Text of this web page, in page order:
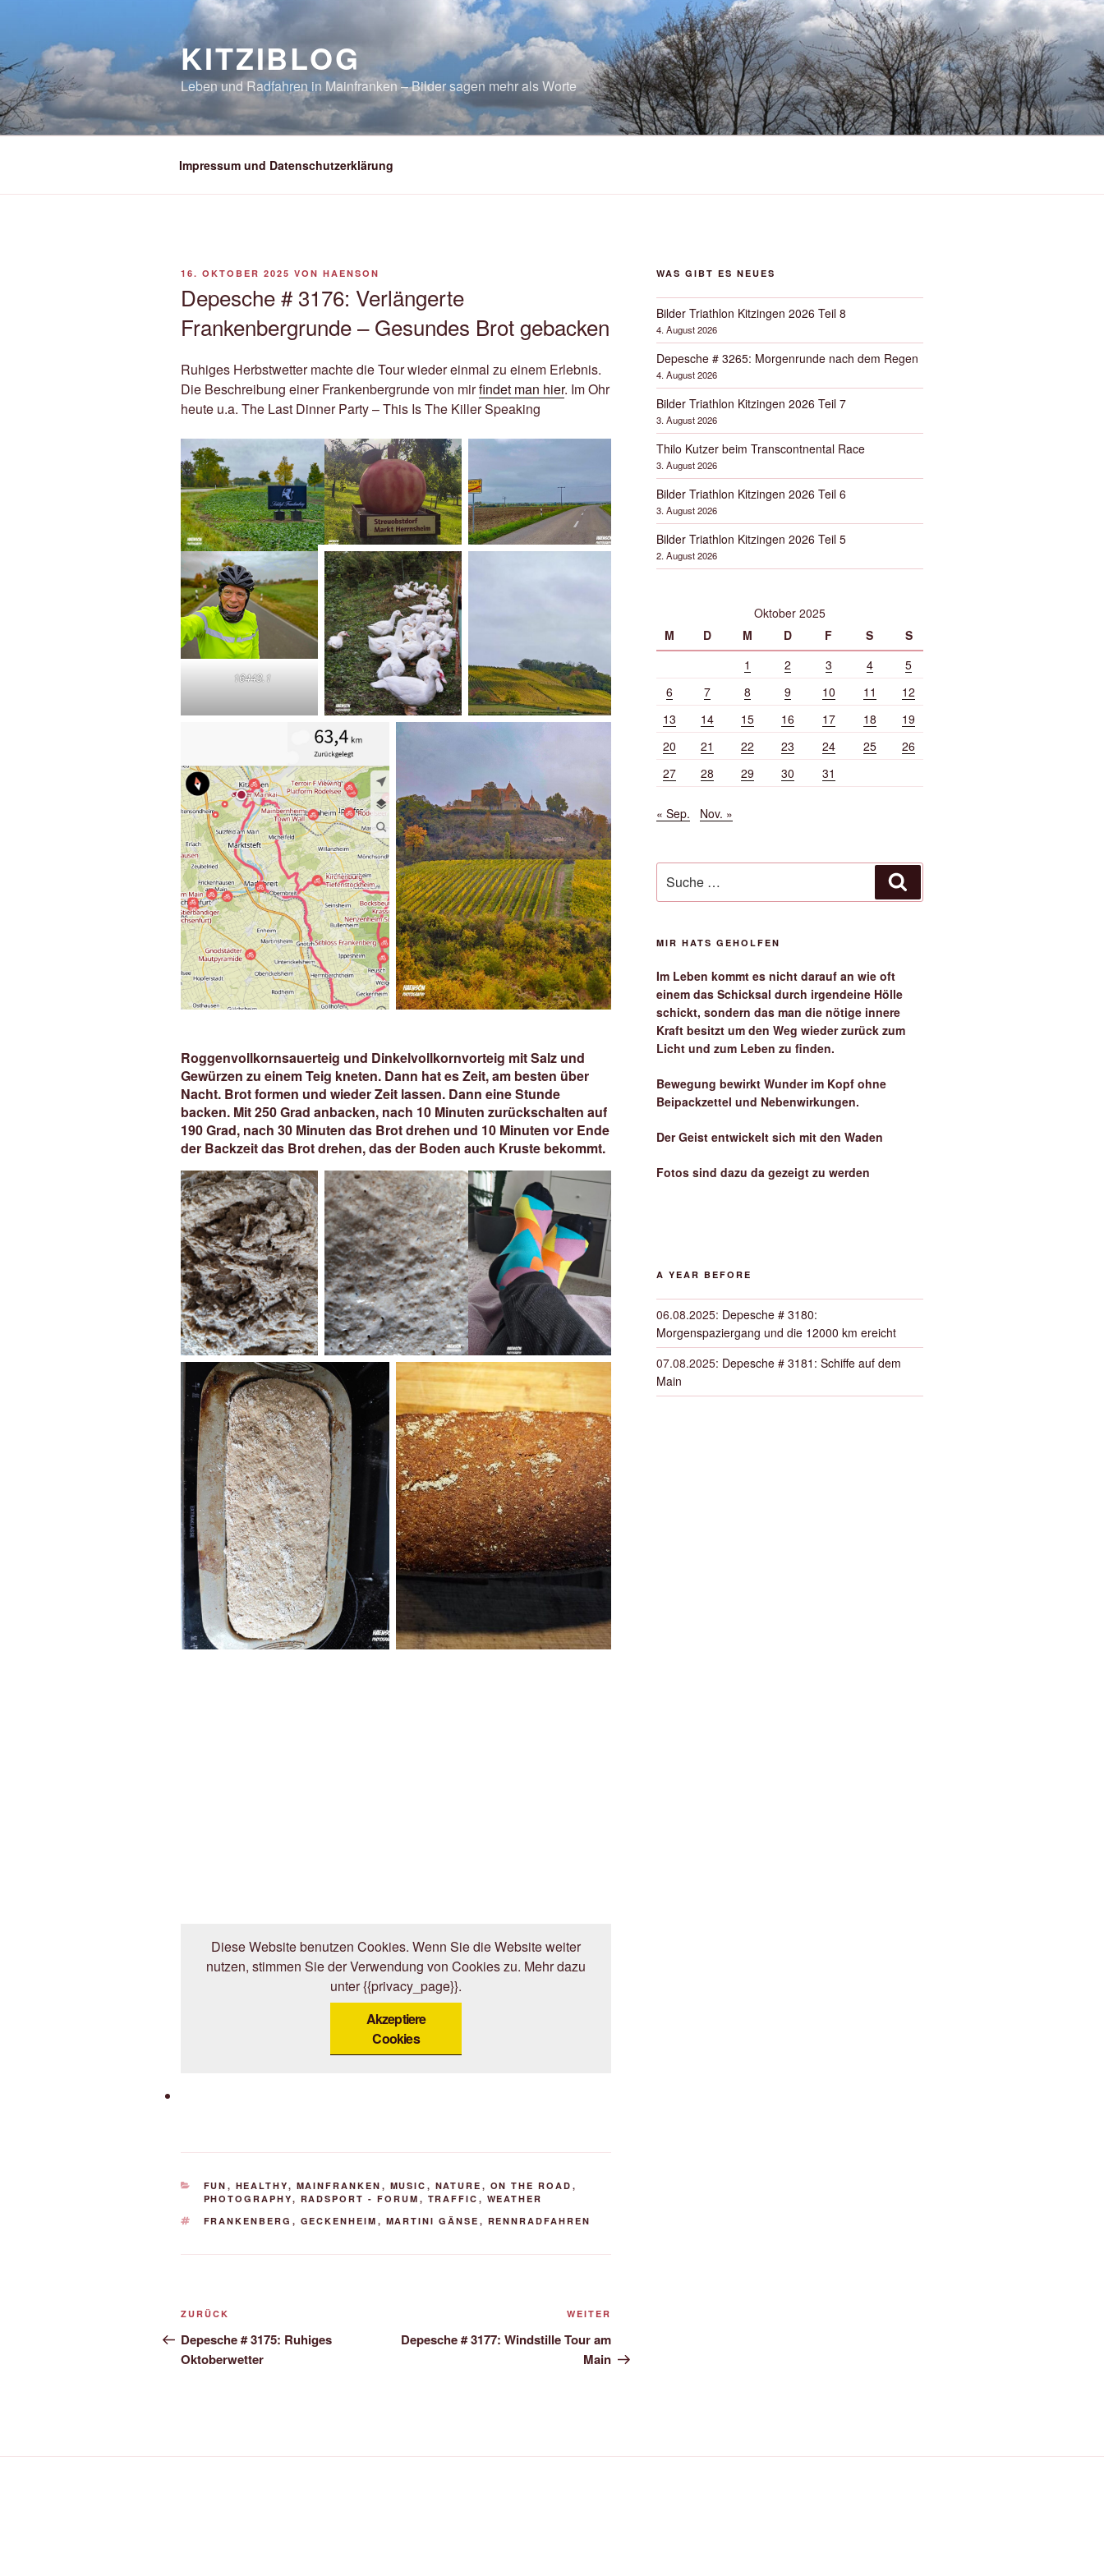
springen
KITZIBLOG
Leben und Radfahren in Mainfranken – Bilder sagen mehr als Worte
Impressum und Datenschutzerklärung
VERÖFFENTLICHT
16. OKTOBER 2025 VON HAENSON
Depesche # 3176: Verlängerte
Frankenbergrunde – Gesundes Brot gebacken
Ruhiges Herbstwetter machte die Tour wieder einmal zu einem Erlebnis.
Die Beschreibung einer Frankenbergrunde von mirfindet man hier. Im Ohr
heute u.a. The Last Dinner Party – This Is The Killer Speaking
16443.1
Roggenvollkornsauerteig und Dinkelvollkornvorteig mit Salz und
Gewürzen zu einem Teig kneten. Dann hat es Zeit, am besten über
Nacht. Brot formen und wieder Zeit lassen. Dann eine Stunde
backen. Mit 250 Grad anbacken, nach 10 Minuten zurückschalten auf
190 Grad, nach 30 Minuten das Brot drehen und 10 Minuten vor Ende
der Backzeit das Brot drehen, das der Boden auch Kruste bekommt.
Diese Website benutzen Cookies. Wenn Sie die Website weiter
nutzen, stimmen Sie der Verwendung von Cookies zu. Mehr dazu
unter {{privacy_page}}.
Akzeptiere
Cookies
KATEGORIEN
FUN , HEALTHY, MAINFRANKEN , MUSIC , NATURE , ON THE ROAD ,
PHOTOGRAPHY, RADSPORT - FORUM , TRAFFIC , WEATHER
SCHLAGWÖRTER
FRANKENBERG , GECKENHEIM , MARTINI GÄNSE , RENNRADFAHREN
Beitrags-
Navigation
Vorheriger
Beitrag
ZURÜCK
Depesche # 3175: Ruhiges
Oktoberwetter
Beitrag
WEITER
Depesche # 3177: Windstille Tour am
Main
WAS GIBT ES NEUES
Bilder Triathlon Kitzingen 2026 Teil 8
4. August 2026
Depesche # 3265: Morgenrunde nach dem Regen
4. August 2026
Bilder Triathlon Kitzingen 2026 Teil 7
3. August 2026
Thilo Kutzer beim Transcontnental Race
3. August 2026
Bilder Triathlon Kitzingen 2026 Teil 6
3. August 2026
Bilder Triathlon Kitzingen 2026 Teil 5
2. August 2026
Oktober 2025
M
D M D F S
S
1
2 3 4
5
6
7 8 9 10 11
12
13
14 15 16 17 18
19
20
21 22 23 24 25
26
27
28 29 30 31
« Sep. Nov. »
nach:
MIR HATS GEHOLFEN
Im Leben kommt es nicht darauf an wie oft
einem das Schicksal durch irgendeine Hölle
schickt, sondern das man die nötige innere
Kraft besitzt um den Weg wieder zurück zum
Licht und zum Leben zu finden.
Bewegung bewirkt Wunder im Kopf ohne
Beipackzettel und Nebenwirkungen.
Der Geist entwickelt sich mit den Waden
Fotos sind dazu da gezeigt zu werden
A YEAR BEFORE
06.08.2025: Depesche # 3180:
Morgenspaziergang und die 12000 km ereicht
07.08.2025: Depesche # 3181: Schiffe auf dem
Main